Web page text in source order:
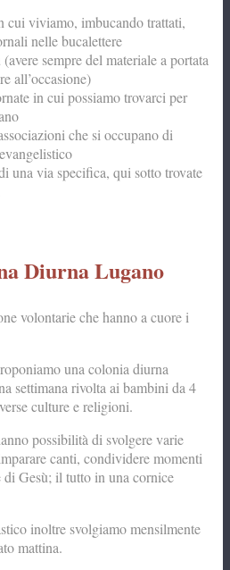
cui viviamo, imbucando trattati,
nelle bucalettere
sempre del materiale a portata
all’occasione)
in cui possiamo trovarci per
che si occupano di
una via specifica, qui sotto trovate
Diurna Lugano
volontarie che hanno a cuore i
una colonia diurna
settimana rivolta ai bambini da 4
culture e religioni.
possibilità di svolgere varie
canti, condividere momenti
di Gesù; il tutto in una cornice
inoltre svolgiamo mensilmente
mattina.